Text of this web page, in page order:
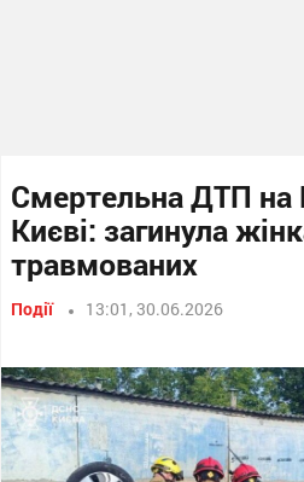
Смертельна ДТП на
Києві: загинула
травмованих
Події 13:01, 30.06.2026